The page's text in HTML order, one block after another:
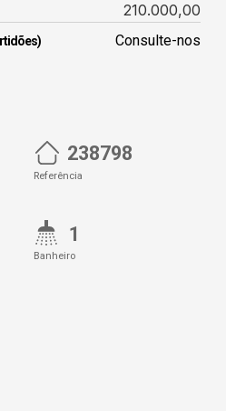
210.000,00
Consulte-nos
238798
Referência
1
Banheiro